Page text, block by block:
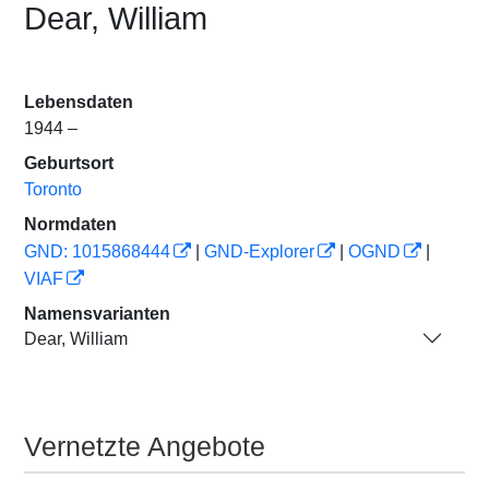
Dear, William
Lebensdaten
1944 –
Geburtsort
Toronto
Normdaten
GND: 1015868444
GND-Explorer OGND
VIAF
Namensvarianten
Dear, William
Vernetzte Angebote